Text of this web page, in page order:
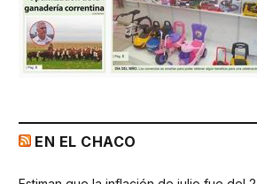
EN EL CHACO